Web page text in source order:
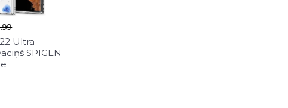
Ultra
SPIGEN